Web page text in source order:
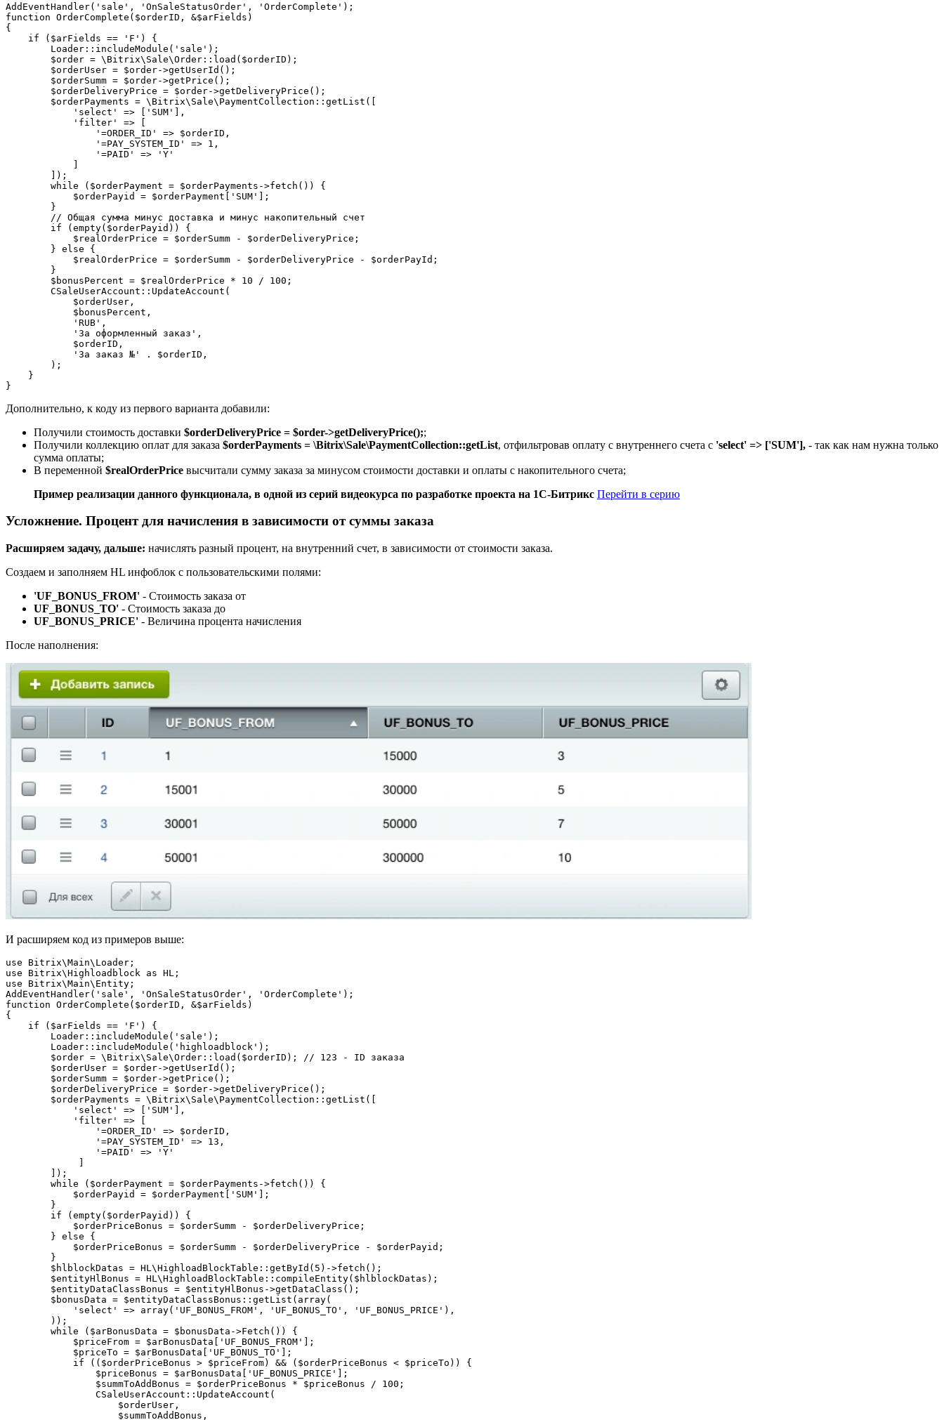
AddEventHandler('sale', 'OnSaleStatusOrder', 'OrderComplete');
function OrderComplete($orderID, &$arFields)
{
    if ($arFields == 'F') {
        Loader::includeModule('sale');
        $order = \Bitrix\Sale\Order::load($orderID);
        $orderUser = $order->getUserId();
        $orderSumm = $order->getPrice();
        $orderDeliveryPrice = $order->getDeliveryPrice();
        $orderPayments = \Bitrix\Sale\PaymentCollection::getList([
            'select' => ['SUM'],
            'filter' => [
                '=ORDER_ID' => $orderID,
                '=PAY_SYSTEM_ID' => 1,
                '=PAID' => 'Y'
            ]
        ]);
        while ($orderPayment = $orderPayments->fetch()) {
            $orderPayid = $orderPayment['SUM'];
        }
        // Общая сумма минус доставка и минус накопительный счет
        if (empty($orderPayid)) {
            $realOrderPrice = $orderSumm - $orderDeliveryPrice;
        } else {
            $realOrderPrice = $orderSumm - $orderDeliveryPrice - $orderPayId;
        }
        $bonusPercent = $realOrderPrice * 10 / 100;
        CSaleUserAccount::UpdateAccount(
            $orderUser,
            $bonusPercent,
            'RUB',
            'За оформленный заказ',
            $orderID,
            'За заказ №' . $orderID,
        );
    }
Дополнительно, к коду из первого варианта добавили:
Получили стоимость доставки $orderDeliveryPrice = $order->getDeliveryPrice();;
Получили коллекцию оплат для заказа $orderPayments = \Bitrix\Sale\PaymentCollection::getList, отфильтровав оплату с внутреннего счета с 'select' => ['SUM'], - так как нам нужна только
сумма оплаты;
В переменной $realOrderPrice высчитали сумму заказа за минусом стоимости доставки и оплаты с накопительного счета;
Пример реализации данного функционала, в одной из серий видеокурса по разработке проекта на 1С-Битрикс Перейти в серию
Усложнение. Процент для начисления в зависимости от суммы заказа
Расширяем задачу, дальше: начислять разный процент, на внутренний счет, в зависимости от стоимости заказа.
Создаем и заполняем HL инфоблок с пользовательскими полями:
'UF_BONUS_FROM' - Стоимость заказа от
UF_BONUS_TO' - Стоимость заказа до
UF_BONUS_PRICE' - Величина процента начисления
После наполнения:
И расширяем код из примеров выше:
use Bitrix\Main\Loader;
use Bitrix\Highloadblock as HL;
use Bitrix\Main\Entity;
AddEventHandler('sale', 'OnSaleStatusOrder', 'OrderComplete');
function OrderComplete($orderID, &$arFields)
{
    if ($arFields == 'F') {
        Loader::includeModule('sale');
        Loader::includeModule('highloadblock');
        $order = \Bitrix\Sale\Order::load($orderID); // 123 - ID заказа
        $orderUser = $order->getUserId();
        $orderSumm = $order->getPrice();
        $orderDeliveryPrice = $order->getDeliveryPrice();
        $orderPayments = \Bitrix\Sale\PaymentCollection::getList([
            'select' => ['SUM'],
            'filter' => [
                '=ORDER_ID' => $orderID,
                '=PAY_SYSTEM_ID' => 13,
                '=PAID' => 'Y'
             ]
        ]);
        while ($orderPayment = $orderPayments->fetch()) {
            $orderPayid = $orderPayment['SUM'];
        }
        if (empty($orderPayid)) {
            $orderPriceBonus = $orderSumm - $orderDeliveryPrice;
        } else {
            $orderPriceBonus = $orderSumm - $orderDeliveryPrice - $orderPayid;
        }
        $hlblockDatas = HL\HighloadBlockTable::getById(5)->fetch();
        $entityHlBonus = HL\HighloadBlockTable::compileEntity($hlblockDatas);
        $entityDataClassBonus = $entityHlBonus->getDataClass();
        $bonusData = $entityDataClassBonus::getList(array(
            'select' => array('UF_BONUS_FROM', 'UF_BONUS_TO', 'UF_BONUS_PRICE'),
        ));
        while ($arBonusData = $bonusData->Fetch()) {
            $priceFrom = $arBonusData['UF_BONUS_FROM'];
            $priceTo = $arBonusData['UF_BONUS_TO'];
            if (($orderPriceBonus > $priceFrom) && ($orderPriceBonus < $priceTo)) {
                $priceBonus = $arBonusData['UF_BONUS_PRICE'];
                $summToAddBonus = $orderPriceBonus * $priceBonus / 100;
                CSaleUserAccount::UpdateAccount(
                    $orderUser,
                    $summToAddBonus,